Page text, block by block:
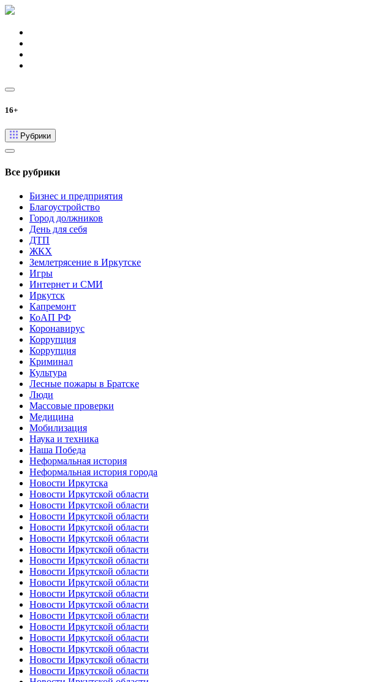
16+
Рубрики
Все рубрики
Бизнес и предприятия
Благоустройство
Город должников
День для себя
ДТП
ЖКХ
Землетрясение в Иркутске
Игры
Интернет и СМИ
Иркутск
Капремонт
КоАП РФ
Коронавирус
Коррупция
Коррупция
Криминал
Культура
Лесные пожары в Братске
Люди
Массовые проверки
Медицина
Мобилизация
Наука и техника
Наша Победа
Неформальная история
Неформальная история города
Новости Иркутска
Новости Иркутской области
Новости Иркутской области
Новости Иркутской области
Новости Иркутской области
Новости Иркутской области
Новости Иркутской области
Новости Иркутской области
Новости Иркутской области
Новости Иркутской области
Новости Иркутской области
Новости Иркутской области
Новости Иркутской области
Новости Иркутской области
Новости Иркутской области
Новости Иркутской области
Новости Иркутской области
Новости Иркутской области